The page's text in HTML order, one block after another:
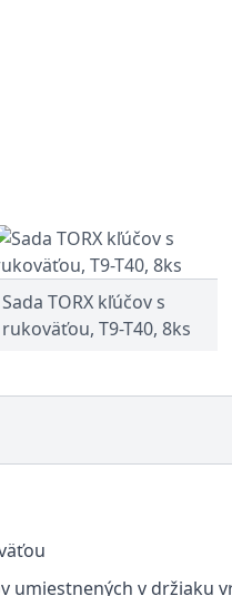
Sada TORX kľúčov s
rukoväťou, T9-T40, 8ks
umiestnených v držiaku